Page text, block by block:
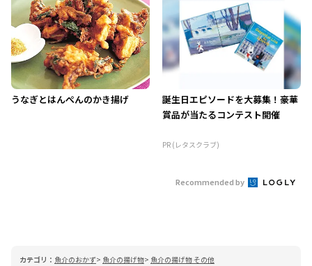
うなぎとはんぺんのかき揚げ
誕生日エピソードを大募集！豪華
賞品が当たるコンテスト開催
PR (レタスクラブ)
Recommended by
カテゴリ： 魚介のおかず 魚介の揚げ物
魚介の揚げ物 その他